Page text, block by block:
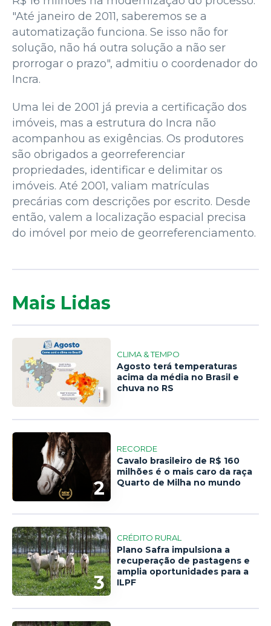
"Até janeiro de 2011, saberemos se a
automatização funciona. Se isso não for
solução, não há outra solução a não ser
prorrogar o prazo", admitiu o coordenador do
Incra.
Uma lei de 2001 já previa a certificação dos
imóveis, mas a estrutura do Incra não
acompanhou as exigências. Os produtores
são obrigados a georreferenciar
propriedades, identificar e delimitar os
imóveis. Até 2001, valiam matrículas
precárias com descrições por escrito. Desde
então, valem a localização espacial precisa
do imóvel por meio de georreferenciamento.
Mais Lidas
1
CLIMA & TEMPO
Agosto terá temperaturas
acima da média no Brasil e
chuva no RS
2
RECORDE
Cavalo brasileiro de R$ 160
milhões é o mais caro da raça
Quarto de Milha no mundo
3
CRÉDITO RURAL
Plano Safra impulsiona a
recuperação de pastagens e
amplia oportunidades para a
ILPF